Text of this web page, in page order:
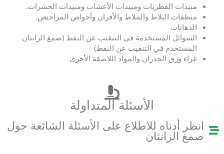
مبيدات الفطريات ومبيدات الأعشاب ومبيدات الحشرات.
منظفات البلاط والملاط والأفران وأحواض المراحيض.
الدهانات
السوائل المستخدمة في التنقيب عن النفط (صمغ الزانثان
المستخدم في التنقيب عن النفط)
غراء ورق الجدران والمواد اللاصقة الأخرى
الأسئلة المتداولة
انظر أدناه للاطلاع على الأسئلة الشائعة حول
صمغ الزانثان